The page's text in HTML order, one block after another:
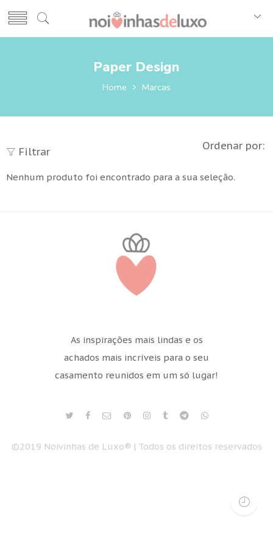
Paper Design
Home Marcas
Filtrar Ordenar por:
Nenhum produto foi encontrado para a sua seleção.
As inspirações mais lindas e os
achados mais incríveis para o seu
casamento reunidos em um só lugar!
©2019 Noivinhas de Luxo® | Todos os direitos reservados